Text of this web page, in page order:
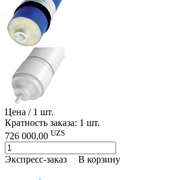
Цена / 1 шт.
Кратность заказа: 1 шт.
726 000,00 UZS
Экспресс-заказ В корзину